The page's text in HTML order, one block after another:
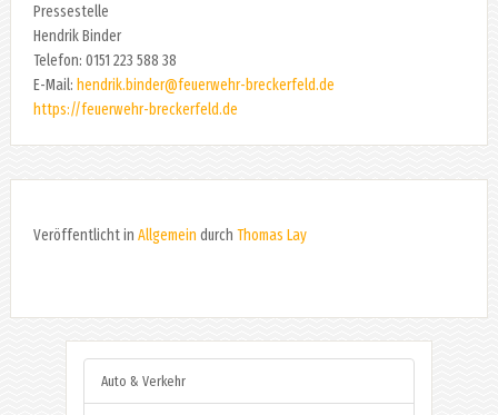
Pressestelle
Hendrik Binder
Telefon: 0151 223 588 38
E-Mail: hendrik.binder@feuerwehr-breckerfeld.de
https://feuerwehr-breckerfeld.de
Veröffentlicht in Allgemein durch Thomas Lay
Auto & Verkehr